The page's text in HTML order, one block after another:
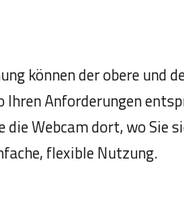
können der obere und
Anforderungen
Webcam dort, wo Sie
flexible Nutzung.